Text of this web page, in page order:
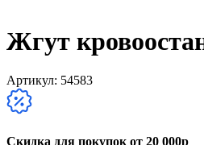
Жгут
Артикул: 54583
Скидка для покупок от 20 000р